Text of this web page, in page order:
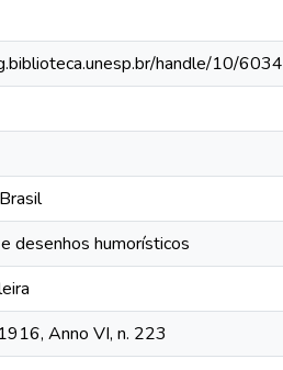
handle/10/6034
desenhos humorísticos
Anno VI, n. 223